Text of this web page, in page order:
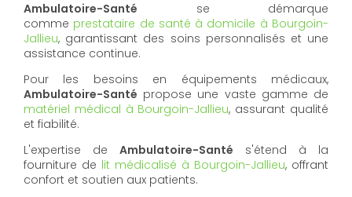
Ambulatoire-Santé se démarque
comme prestataire de santé à domicile à Bourgoin-
Jallieu, garantissant des soins personnalisés et une
assistance continue.
Pour les besoins en équipements médicaux,
Ambulatoire-Santé propose une vaste gamme de
matériel médical à Bourgoin-Jallieu, assurant qualité
et fiabilité.
L'expertise de Ambulatoire-Santé s'étend à la
fourniture de lit médicalisé à Bourgoin-Jallieu, offrant
confort et soutien aux patients.